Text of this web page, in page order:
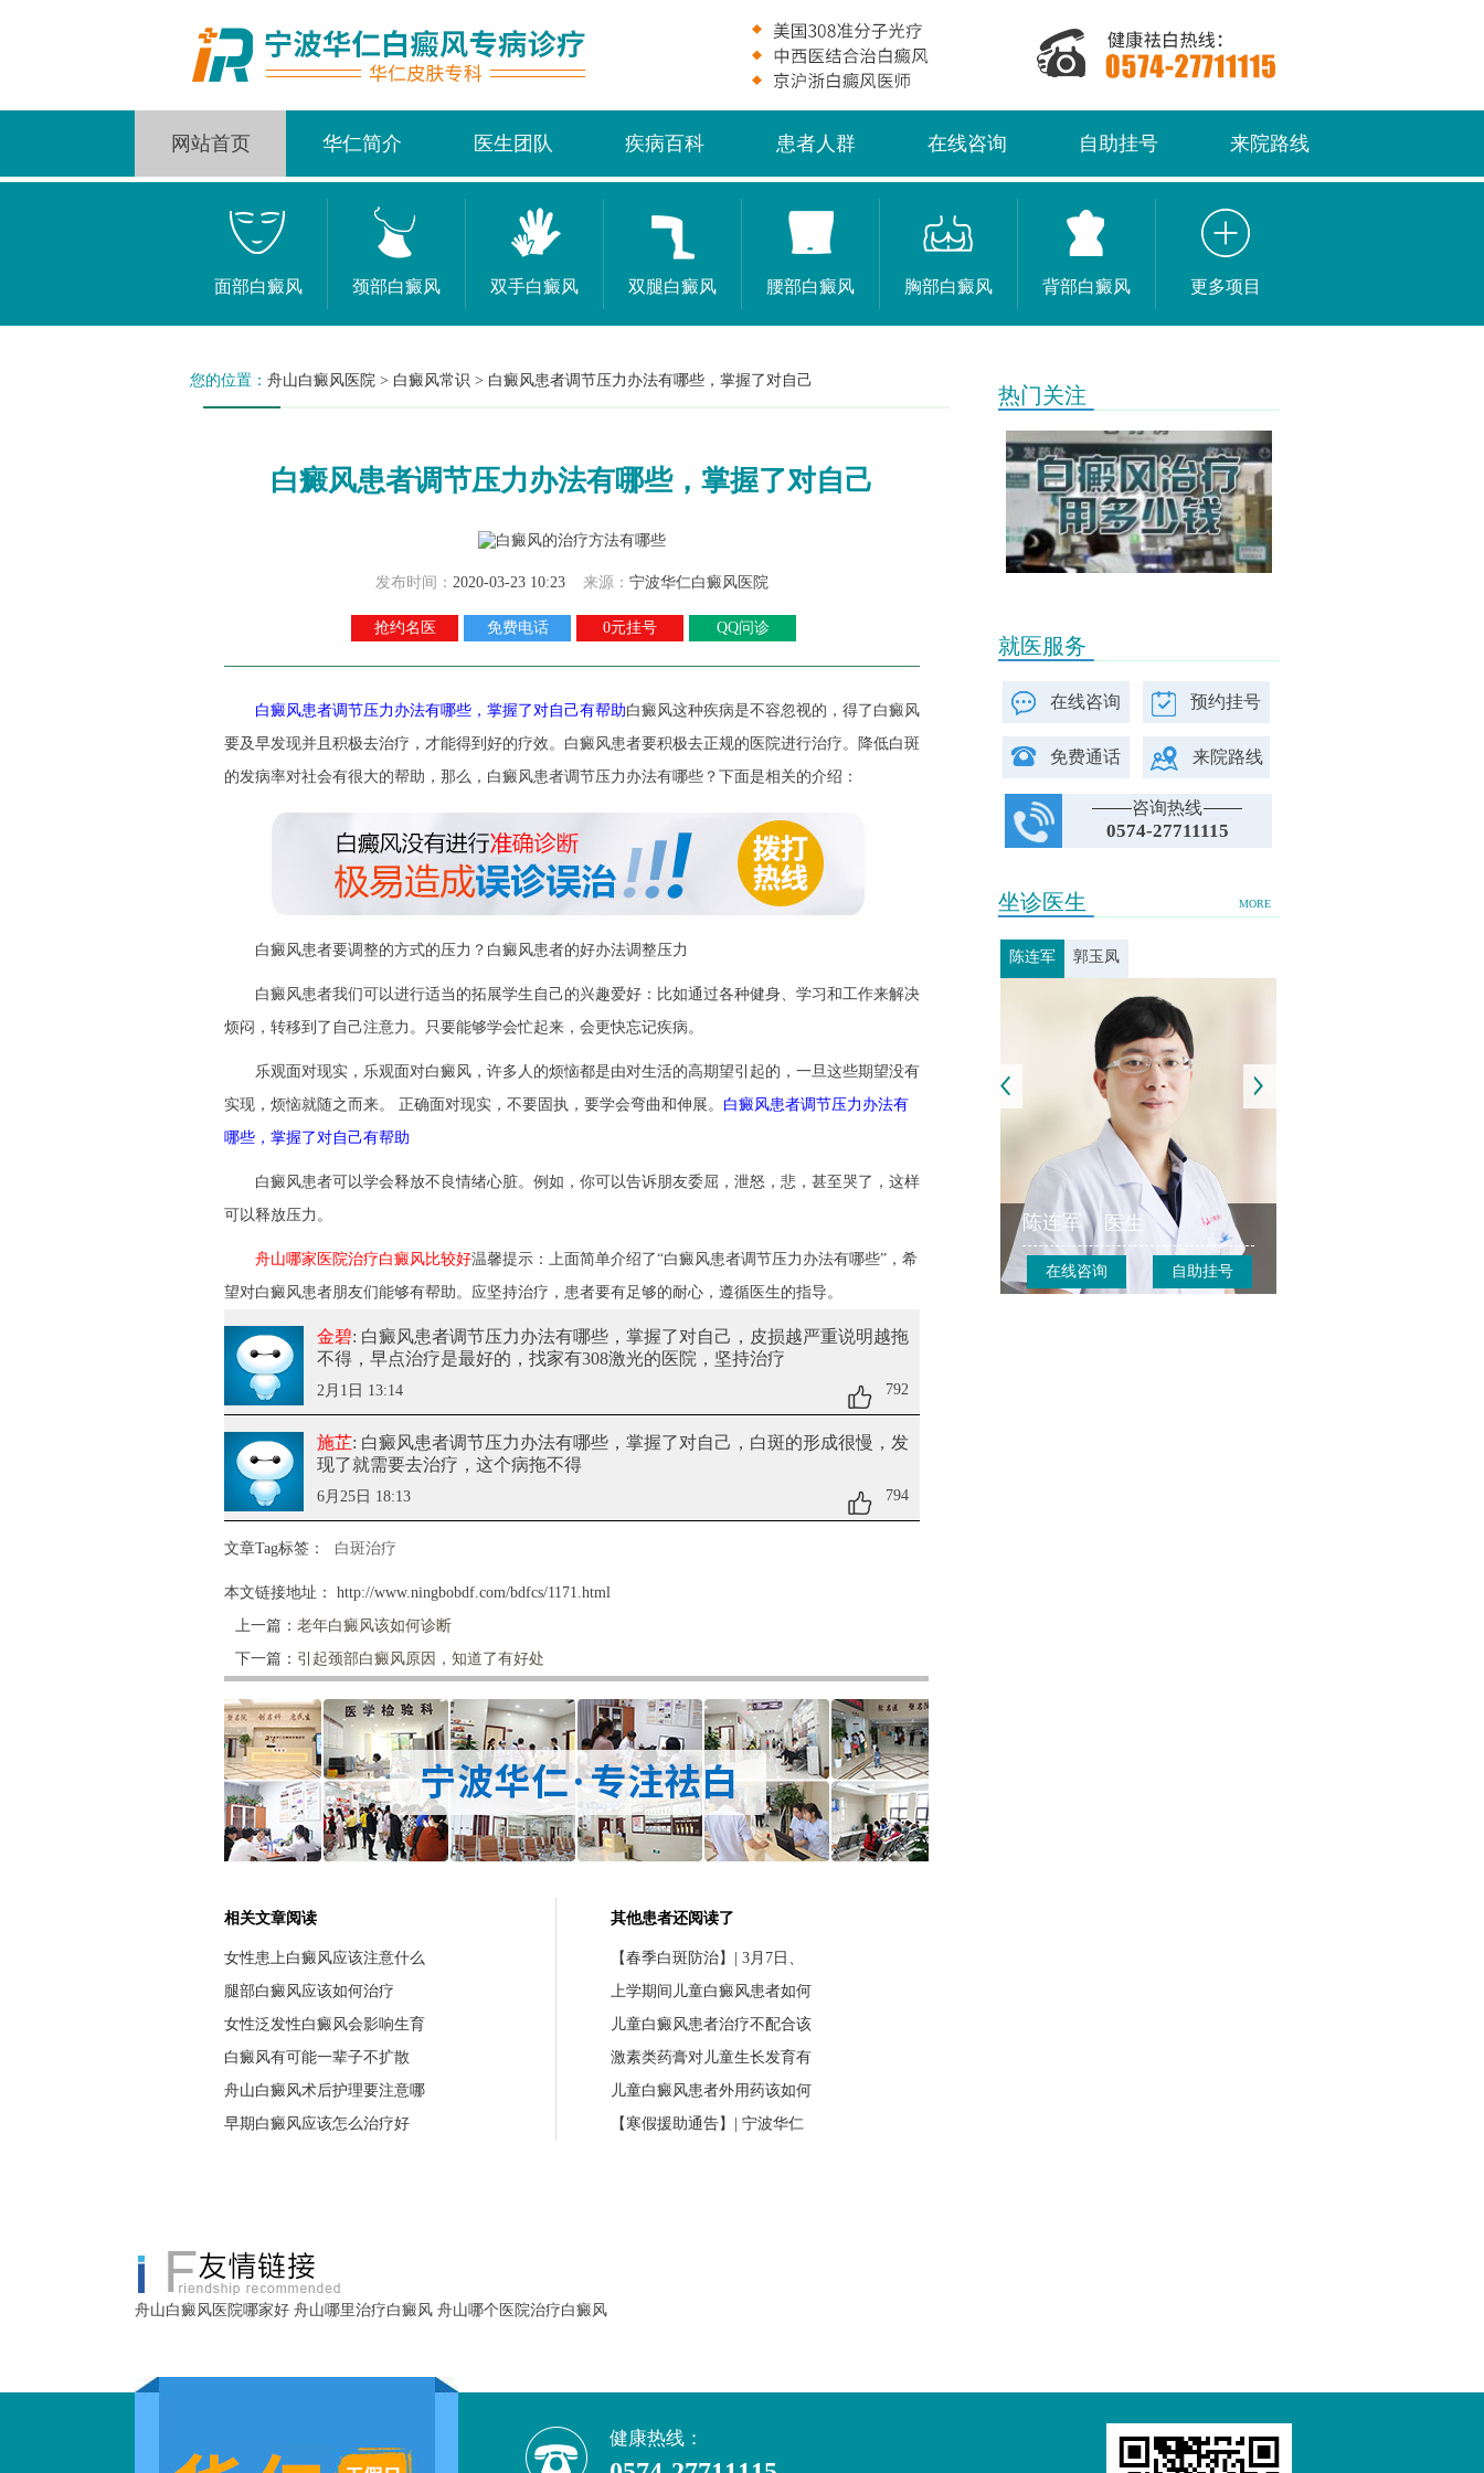
网站首页 华仁简介 医生团队 疾病百科 患者人群 在线咨询 自助挂号 来院路线
面部白癜风 颈部白癜风 双手白癜风 双腿白癜风 腰部白癜风 胸部白癜风 背部白癜风 更多项目
您的位置： 舟山白癜风医院 > 白癜风常识 > 白癜风患者调节压力办法有哪些，掌握了对自己
白癜风患者调节压力办法有哪些，掌握了对自己
发布时间： 2020-03-23 10:23 来源： 宁波华仁白癜风医院
抢约名医 免费电话 0元挂号 QQ问诊
白癜风患者调节压力办法有哪些，掌握了对自己有帮助白癜风这种疾病是不容忽视的，得了白癜风
要及早发现并且积极去治疗，才能得到好的疗效。白癜风患者要积极去正规的医院进行治疗。降低白斑
的发病率对社会有很大的帮助，那么，白癜风患者调节压力办法有哪些？下面是相关的介绍：
白癜风患者要调整的方式的压力？白癜风患者的好办法调整压力
白癜风患者我们可以进行适当的拓展学生自己的兴趣爱好：比如通过各种健身、学习和工作来解决
烦闷，转移到了自己注意力。只要能够学会忙起来，会更快忘记疾病。
乐观面对现实，乐观面对白癜风，许多人的烦恼都是由对生活的高期望引起的，一旦这些期望没有
实现，烦恼就随之而来。 正确面对现实，不要固执，要学会弯曲和伸展。 白癜风患者调节压力办法有
哪些，掌握了对自己有帮助
白癜风患者可以学会释放不良情绪心脏。例如，你可以告诉朋友委屈，泄怒，悲，甚至哭了，这样
可以释放压力。
舟山哪家医院治疗白癜风比较好温馨提示：上面简单介绍了“白癜风患者调节压力办法有哪些”，希
望对白癜风患者朋友们能够有帮助。应坚持治疗，患者要有足够的耐心，遵循医生的指导。
金碧: 白癜风患者调节压力办法有哪些，掌握了对自己 ，皮损越严重说明越拖
不得，早点治疗是最好的，找家有308激光的医院，坚持治疗
2月1日 13:14 792
施芷: 白癜风患者调节压力办法有哪些，掌握了对自己 ，白斑的形成很慢，发
现了就需要去治疗，这个病拖不得
6月25日 18:13 794
文章Tag标签： 白斑治疗
本文链接地址：
http://www.ningbobdf.com/bdfcs/1171.html
上一篇： 老年白癜风该如何诊断
下一篇： 引起颈部白癜风原因，知道了有好处
相关文章阅读
女性患上白癜风应该注意什么
腿部白癜风应该如何治疗
女性泛发性白癜风会影响生育
白癜风有可能一辈子不扩散
舟山白癜风术后护理要注意哪
早期白癜风应该怎么治疗好
其他患者还阅读了
【春季白斑防治】| 3月7日、
上学期间儿童白癜风患者如何
儿童白癜风患者治疗不配合该
激素类药膏对儿童生长发育有
儿童白癜风患者外用药该如何
【寒假援助通告】| 宁波华仁
热门关注
就医服务
在线咨询 预约挂号
免费通话 来院路线
咨询热线
0574-27711115
MORE
坐诊医生
陈连军 郭玉凤
陈连军 医生
在线咨询 自助挂号
舟山白癜风医院哪家好 舟山哪里治疗白癜风 舟山哪个医院治疗白癜风
健康热线：